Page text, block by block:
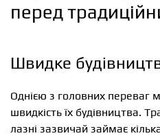
перед
Швидке
Однією з головних переваг
швидкість їх будівництва.
лазні зазвичай займає